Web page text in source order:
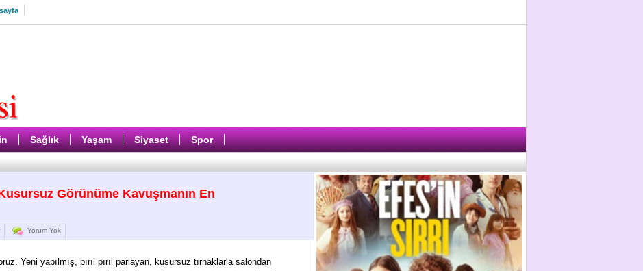
Sağlık Yaşam Siyaset Spor
Görünüme Kavuşmanın En
Yorum Yok
Yeni yapılmış, pırıl pırıl parlayan, kusursuz tırnaklarla salondan